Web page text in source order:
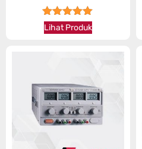
★★★★★
Lihat Produk